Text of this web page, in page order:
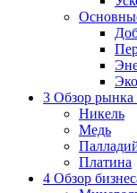
3 Обзор рынка
Никель
Медь
Платина
4 Обзор